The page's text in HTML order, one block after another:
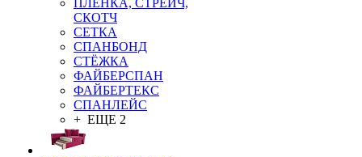
ПЛЁНКА, СТРЕЙЧ,
СКОТЧ
СЕТКА
СПАНБОНД
СТЁЖКА
ФАЙБЕРСПАН
ФАЙБЕРТЕКС
СПАНЛЕЙС
+ ЕЩЕ 2